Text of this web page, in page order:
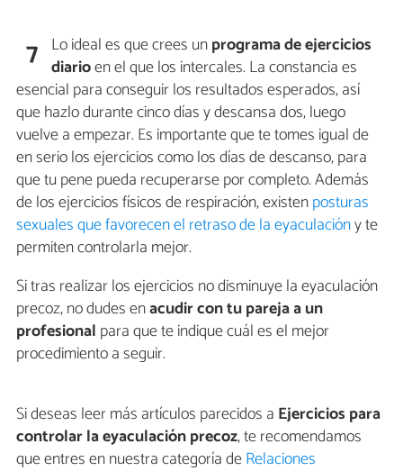
7 Lo ideal es que crees unprograma de ejercicios
diarioen el que los intercales. La constancia es
esencial para conseguir los resultados esperados, así
que hazlo durante cinco días y descansa dos, luego
vuelve a empezar. Es importante que te tomes igual de
en serio los ejercicios como los días de descanso, para
que tu pene pueda recuperarse por completo. Además
de los ejercicios físicos de respiración, existenposturas
sexuales que favorecen el retraso de la eyaculacióny te
permiten controlarla mejor.
Si tras realizar los ejercicios no disminuye la eyaculación
precoz, no dudes enacudir con tu pareja a un
profesional para que te indique cuál es el mejor
procedimiento a seguir.
Si deseas leer más artículos parecidos a Ejercicios para
controlar la eyaculación precoz, te recomendamos
que entres en nuestra categoría deRelaciones